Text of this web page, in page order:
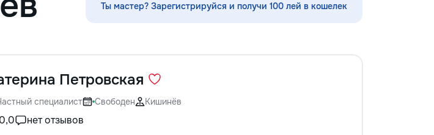
ориентировка в пространстве,
моторика ✨ подготовка руки к
классы): ⭐️ помощь по русскому
языку, математике, чтению и
письму ⭐️ работа с трудностями в
Ты мастер? Зарегистрируйся и получи 100 лей в кошелек
Петровская
специалист Свободен Кишинёв
0,0 нет отзывов